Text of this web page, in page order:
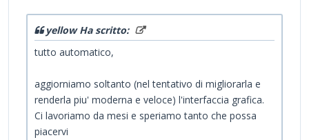
yellow Ha scritto:
tutto automatico,
aggiorniamo soltanto (nel tentativo di migliorarla e
renderla piu' moderna e veloce) l'interfaccia grafica.
Ci lavoriamo da mesi e speriamo tanto che possa
piacervi